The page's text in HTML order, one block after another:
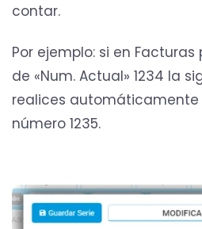
contar.
Por ejemplo: si en
de «Num. Actual» 1234 la
realices
número 1235.